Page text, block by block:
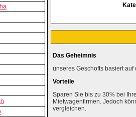
Das Geheimnis
unseres Geschofts basiert
Vorteile
Sparen Sie bis zu 30% bei
Mietwagenfirmen. Jedoch
vergleichen.